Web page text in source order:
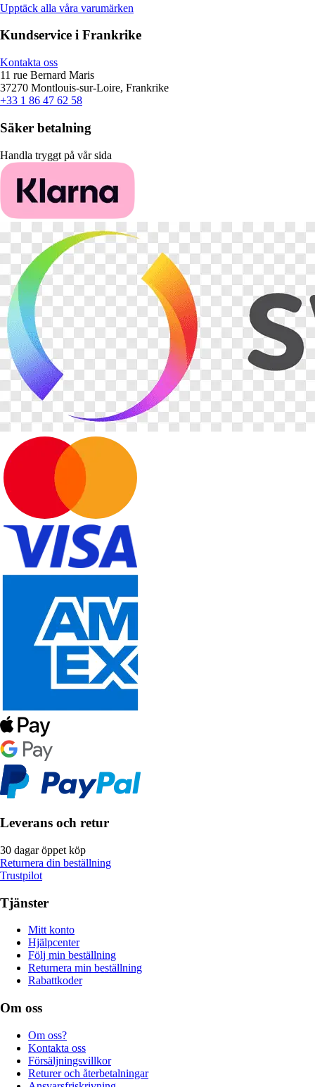
Upptäck alla våra varumärken
Kundservice i Frankrike
Kontakta oss
11 rue Bernard Maris
37270 Montlouis-sur-Loire, Frankrike
+33 1 86 47 62 58
Säker betalning
Handla tryggt på vår sida
Leverans och retur
30 dagar öppet köp
Returnera din beställning
Trustpilot
Tjänster
Mitt konto
Hjälpcenter
Följ min beställning
Returnera min beställning
Rabattkoder
Om oss
Om oss?
Kontakta oss
Försäljningsvillkor
Returer och återbetalningar